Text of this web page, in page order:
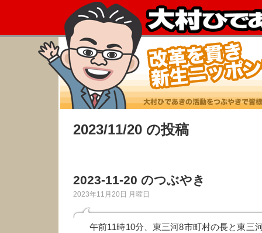
2023/11/20 の投稿
2023-11-20 のつぶやき
2023年11月20日 月曜日
午前11時10分、東三河8市町村の長と東三